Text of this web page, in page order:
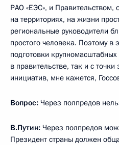
РАО «ЕЭС», и Правительством,
на территориях, на жизни
региональные руководители
простого человека. Поэтому в
подготовки
в правительстве, так и с
инициатив, мне кажется,
Вопрос: Через полпредов
В.Путин: Через полпредов
Президент страны должен